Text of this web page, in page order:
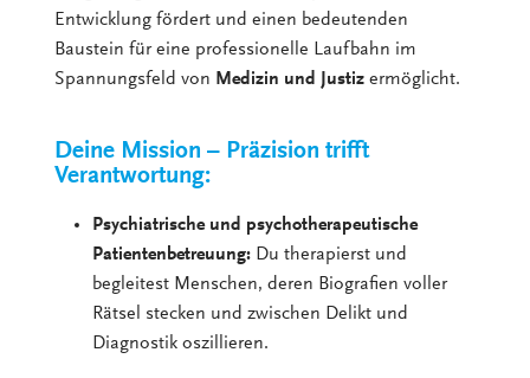
Entwicklung fördert und einen bedeutenden
Baustein für eine professionelle Laufbahn im
Spannungsfeld von Medizin und Justiz ermöglicht.
Deine Mission – Präzision trifft
Verantwortung:
Psychiatrische und psychotherapeutische
Patientenbetreuung: Du therapierst und
begleitest Menschen, deren Biografien voller
Rätsel stecken und zwischen Delikt und
Diagnostik oszillieren.